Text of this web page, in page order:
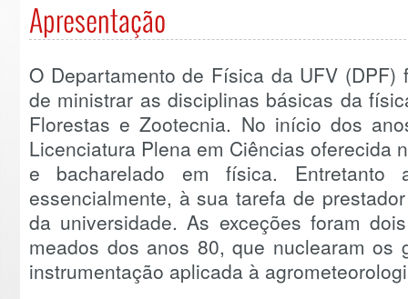
Apresentação
O Departamento de Física da UFV
de ministrar as disciplinas básicas da
Florestas e Zootecnia. No início dos
Licenciatura Plena em Ciências oferecida
e bacharelado em física.
essencialmente, à sua tarefa de
da universidade. As exceções foram
meados dos anos 80, que nuclearam
instrumentação aplicada à